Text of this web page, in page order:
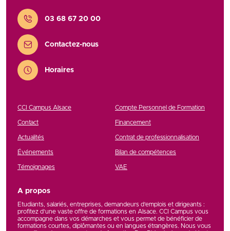
Contact
03 68 67 20 00
Contactez-nous
Horaires
CCI Campus Alsace
Contact
Actualités
Événements
Témoignages
Compte Personnel de Formation
Financement
Contrat de professionnalisation
Bilan de compétences
VAE
A propos
Etudiants, salariés, entreprises, demandeurs d’emplois et dirigeants :
profitez d’une vaste offre de formations en Alsace. CCI Campus vous
accompagne dans vos démarches et vous permet de bénéficier de
formations courtes, diplômantes ou en langues étrangères. Nous vous